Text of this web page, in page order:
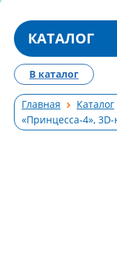
КАТАЛОГ
Главная Каталог
«Принцесса-4»,
В каталог